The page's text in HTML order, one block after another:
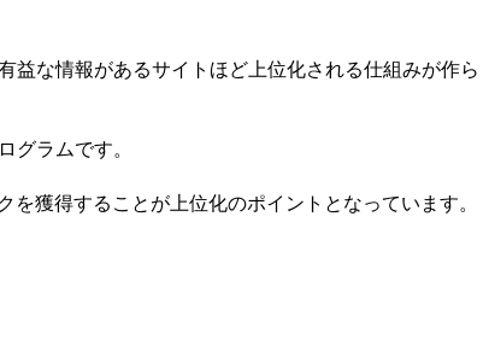
益な情報があるサイトほど上位化される仕組みが作ら
グラムです。
獲得することが上位化のポイントとなっています。